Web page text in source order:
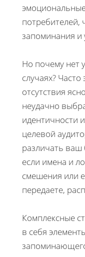
потребителей,
запоминания и
Но почему нет
случаях?
отсутствия
неудачно
идентичности
целевой
различать ваш
если имена и
смешения или
передаете,
Комплексные
в себя